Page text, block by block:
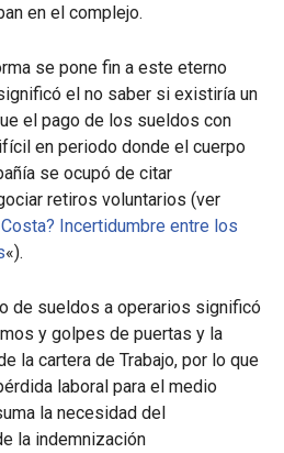
en el complejo.
se pone fin a este eterno
el no saber si existiría un
el pago de los sueldos con
en periodo donde el cuerpo
se ocupó de citar
retiros voluntarios (ver
Incertidumbre entre los
«).
de sueldos a operarios significó
y golpes de puertas y la
la cartera de Trabajo, por lo que
laboral para el medio
la necesidad del
la indemnización